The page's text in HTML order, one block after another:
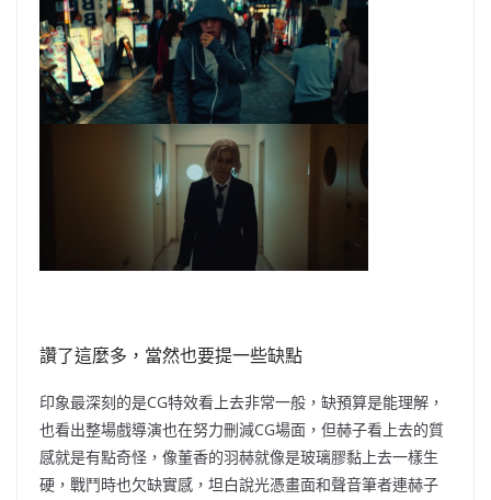
讚了這麼多，當然也要提一些缺點
印象最深刻的是CG特效看上去非常一般，缺預算是能理解，
也看出整場戲導演也在努力刪減CG場面，但赫子看上去的質
感就是有點奇怪，像董香的羽赫就像是玻璃膠黏上去一樣生
硬，戰鬥時也欠缺實感，坦白說光憑畫面和聲音筆者連赫子